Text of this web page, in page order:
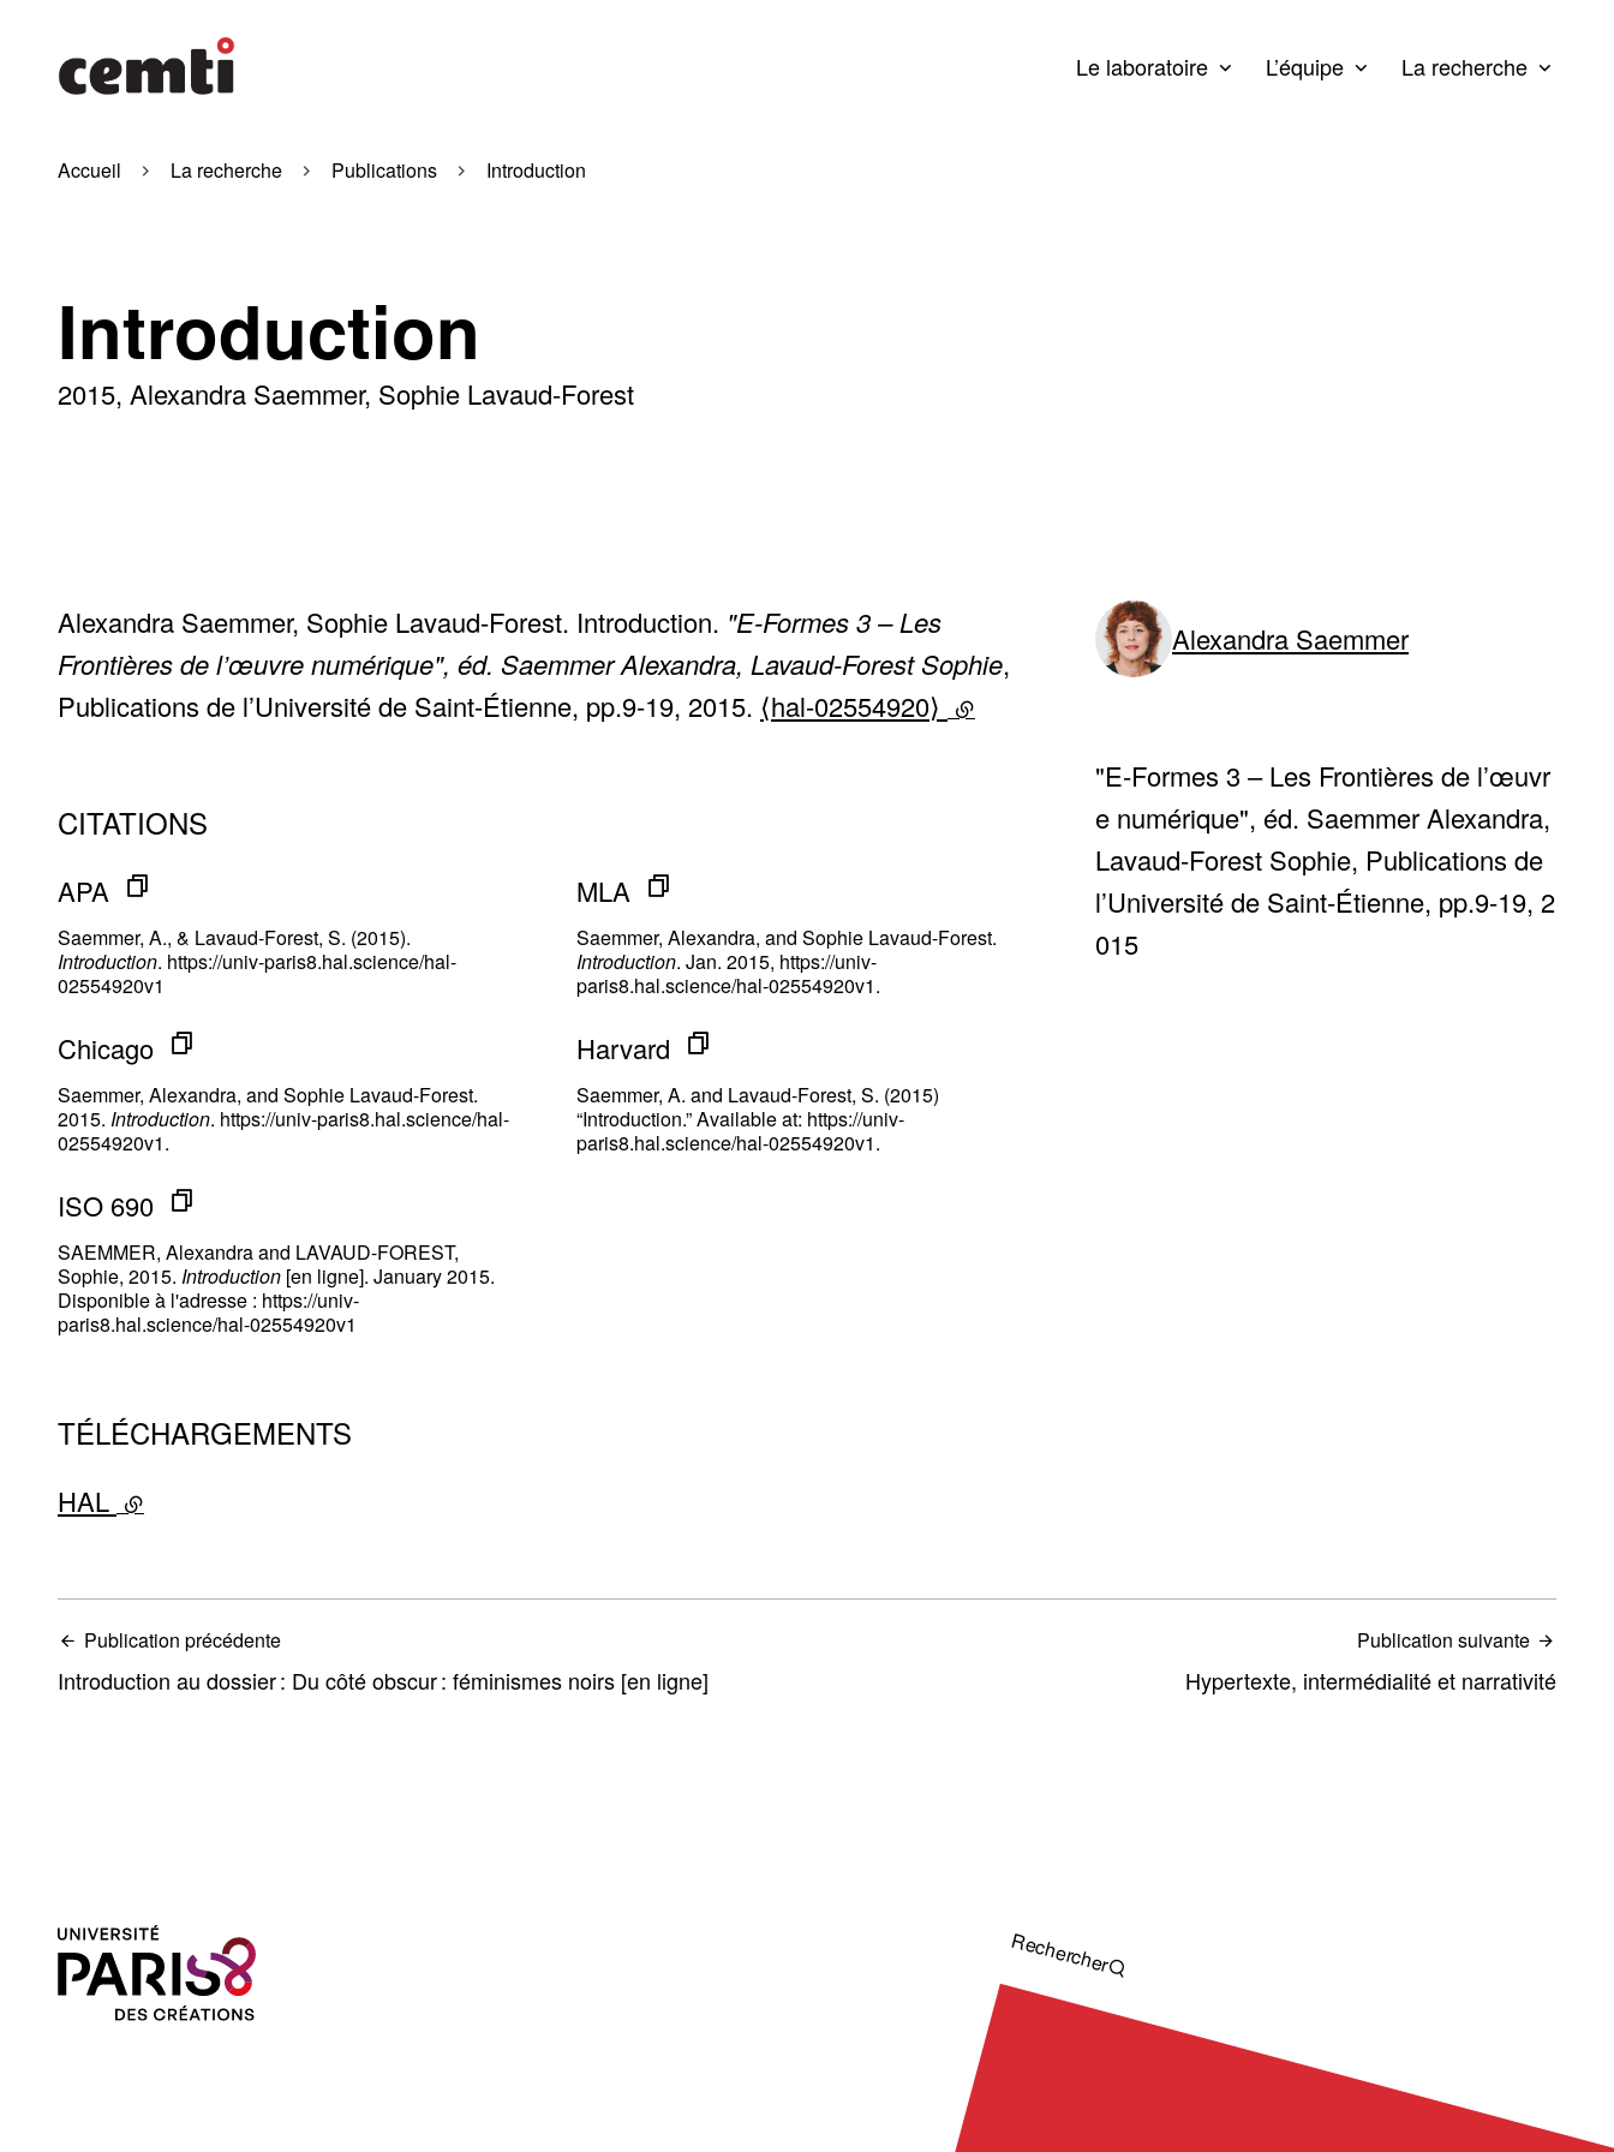
Le laboratoire L’équipe La recherche
Accueil La recherche Publications Introduction
Introduction
2015 Alexandra Saemmer, Sophie Lavaud-Forest
Alexandra Saemmer
"E-Formes 3 – Les Frontières de l’œuvr
e numérique", éd. Saemmer Alexandra,
Lavaud-Forest Sophie, Publications de
l’Université de Saint-Étienne, pp.9-19, 2
015
Alexandra Saemmer, Sophie Lavaud-Forest. Introduction. "E-Formes 3 – Les
Frontières de l’œuvre numérique", éd. Saemmer Alexandra, Lavaud-Forest Sophie,
Publications de l’Université de Saint-Étienne, pp.9-19, 2015. ⟨hal-02554920⟩ (lien externe)
CITATIONS
APA
Saemmer, A., & Lavaud-Forest, S. (2015).
Introduction. https://univ-paris8.hal.science/hal-
02554920v1
MLA
Saemmer, Alexandra, and Sophie Lavaud-Forest.
Introduction. Jan. 2015, https://univ-
paris8.hal.science/hal-02554920v1.
Chicago
Saemmer, Alexandra, and Sophie Lavaud-Forest.
2015. Introduction. https://univ-paris8.hal.science/hal-
02554920v1.
Harvard
Saemmer, A. and Lavaud-Forest, S. (2015)
“Introduction.” Available at: https://univ-
paris8.hal.science/hal-02554920v1.
ISO 690
SAEMMER, Alexandra and LAVAUD-FOREST,
Sophie, 2015. Introduction [en ligne]. January 2015.
Disponible à l'adresse : https://univ-
paris8.hal.science/hal-02554920v1
TÉLÉCHARGEMENTS
HAL - lien externe
Publication précédente
Introduction au dossier : Du côté obscur : féminismes noirs [en ligne]
Publication suivante
Hypertexte, intermédialité et narrativité
Rechercher